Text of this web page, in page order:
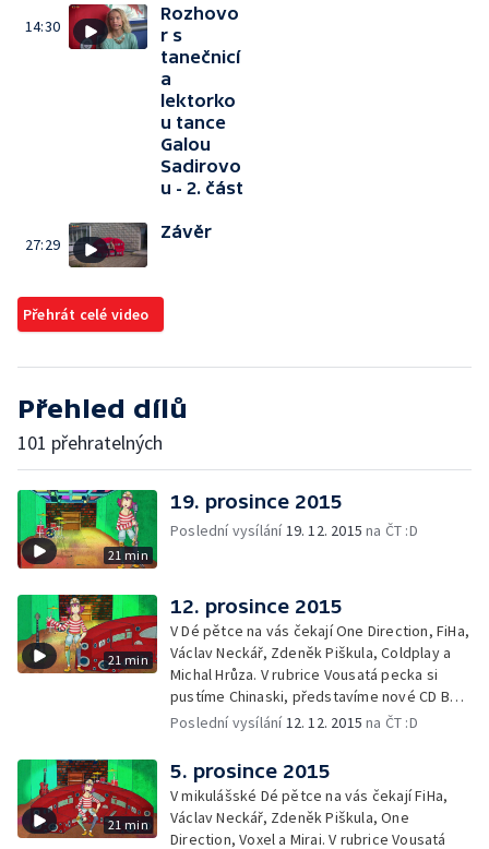
14:30
Rozhovo
r s
tanečnicí
a
lektorko
u tance
Galou
Sadirovo
u - 2. část
27:29
Závěr
Přehrát celé video
Přehled dílů
101 přehratelných
21 min
19. prosince 2015
Poslední vysílání 19. 12. 2015 na ČT :D
21 min
12. prosince 2015
V Dé pětce na vás čekají One Direction, FiHa,
Václav Neckář, Zdeněk Piškula, Coldplay a
Michal Hrůza. V rubrice Vousatá pecka si
pustíme Chinaski, představíme nové CD Báry
Polákové a pozveme vás na vánoční koncert
Poslední vysílání 12. 12. 2015 na ČT :D
21 min
5. prosince 2015
V mikulášské Dé pětce na vás čekají FiHa,
Václav Neckář, Zdeněk Piškula, One
Direction, Voxel a Mirai. V rubrice Vousatá